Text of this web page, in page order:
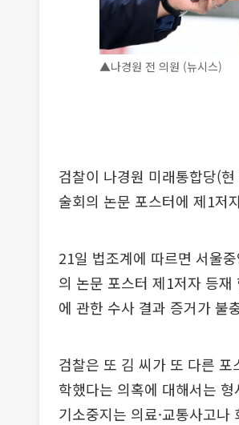
▲나경원 전 의원 (뉴시스)
검찰이 나경원 미래통합당(
술회의 논문 포스터에 제1저
21일 법조계에 따르면 서울
의 논문 포스터 제1저자 등
에 관한 수사 결과 증거가 불
검찰은 또 김 씨가 또 다른
학했다는 의혹에 대해서는
기소중지는 의료·교통사고